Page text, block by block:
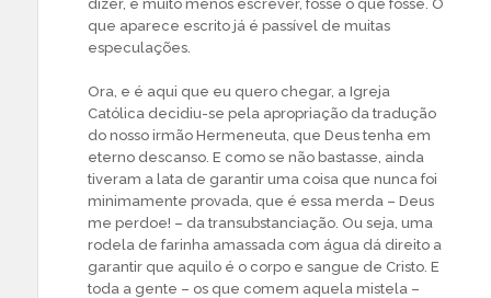
dizer, e muito menos escrever, fosse o que fosse. O
que aparece escrito já é passível de muitas
especulações.
Ora, e é aqui que eu quero chegar, a Igreja
Católica decidiu-se pela apropriação da tradução
do nosso irmão Hermeneuta, que Deus tenha em
eterno descanso. E como se não bastasse, ainda
tiveram a lata de garantir uma coisa que nunca foi
minimamente provada, que é essa merda – Deus
me perdoe! – da transubstanciação. Ou seja, uma
rodela de farinha amassada com água dá direito a
garantir que aquilo é o corpo e sangue de Cristo. E
toda a gente – os que comem aquela mistela –